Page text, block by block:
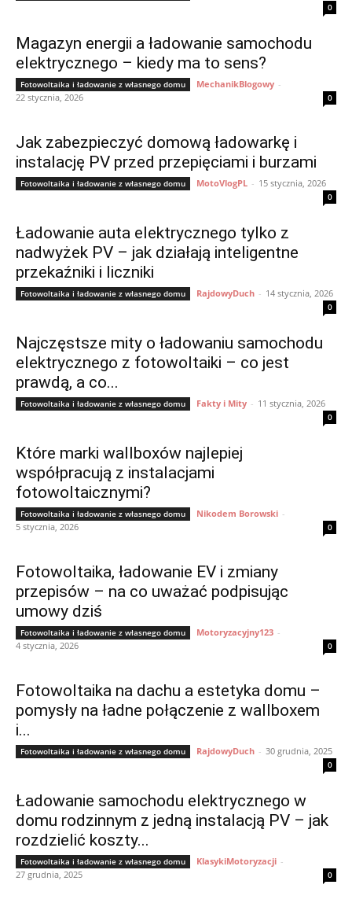
0
Magazyn energii a ładowanie samochodu
elektrycznego – kiedy ma to sens?
Fotowoltaika i ładowanie z własnego domu MechanikBlogowy -
22 stycznia, 2026
0
Jak zabezpieczyć domową ładowarkę i
instalację PV przed przepięciami i burzami
Fotowoltaika i ładowanie z własnego domu MotoVlogPL - 15 stycznia, 2026
0
Ładowanie auta elektrycznego tylko z
nadwyżek PV – jak działają inteligentne
przekaźniki i liczniki
Fotowoltaika i ładowanie z własnego domu RajdowyDuch - 14 stycznia, 2026
0
Najczęstsze mity o ładowaniu samochodu
elektrycznego z fotowoltaiki – co jest
prawdą, a co...
Fotowoltaika i ładowanie z własnego domu Fakty i Mity - 11 stycznia, 2026
0
Które marki wallboxów najlepiej
współpracują z instalacjami
fotowoltaicznymi?
Fotowoltaika i ładowanie z własnego domu Nikodem Borowski -
5 stycznia, 2026
0
Fotowoltaika, ładowanie EV i zmiany
przepisów – na co uważać podpisując
umowy dziś
Fotowoltaika i ładowanie z własnego domu Motoryzacyjny123 -
4 stycznia, 2026
0
Fotowoltaika na dachu a estetyka domu –
pomysły na ładne połączenie z wallboxem
i...
Fotowoltaika i ładowanie z własnego domu RajdowyDuch - 30 grudnia, 2025
0
Ładowanie samochodu elektrycznego w
domu rodzinnym z jedną instalacją PV – jak
rozdzielić koszty...
Fotowoltaika i ładowanie z własnego domu KlasykiMotoryzacji -
27 grudnia, 2025
0